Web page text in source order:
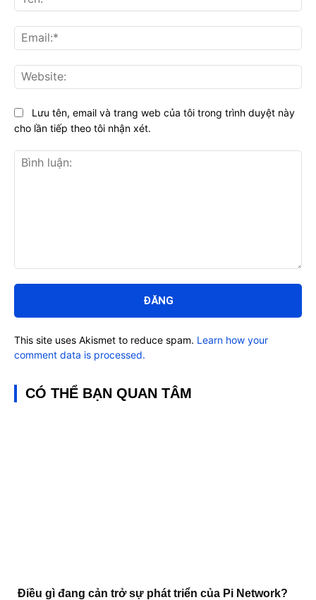
luận:
Lưu tên, email và trang web của tôi trong trình duyệt này
cho lần tiếp theo tôi nhận xét.
This site uses Akismet to reduce spam. Learn how your
comment data is processed.
CÓ THỂ BẠN QUAN TÂM
Điều gì đang cản trở sự phát triển của Pi Network?